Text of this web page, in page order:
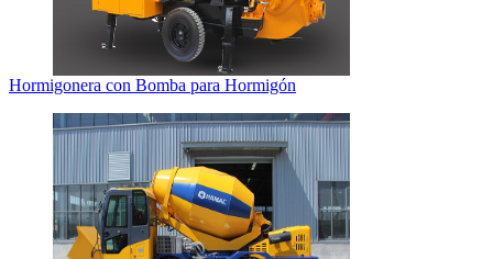
Hormigonera con Bomba para Hormigón